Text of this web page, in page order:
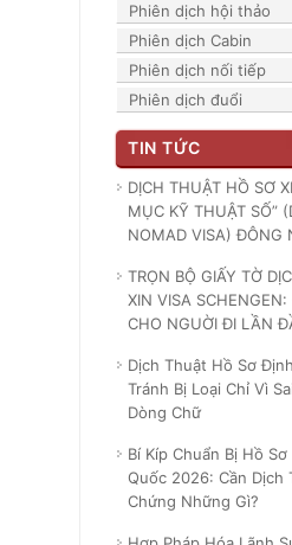
Phiên dịch hội thảo
Phiên dịch Cabin
Phiên dịch nối tiếp
Phiên dịch đuổi
TIN TỨC
DỊCH THUẬT HỒ SƠ
MỤC KỸ THUẬT SỐ”
NOMAD VISA) ĐÔNG
TRỌN BỘ GIẤY TỜ
XIN VISA SCHENGEN:
CHO NGUỜI ĐI LẦN
Dịch Thuật Hồ Sơ
Tránh Bị Loại Chỉ Vì
Dòng Chữ
Bí Kíp Chuẩn Bị Hồ
Quốc 2026: Cần Dịch
Chứng Những Gì?